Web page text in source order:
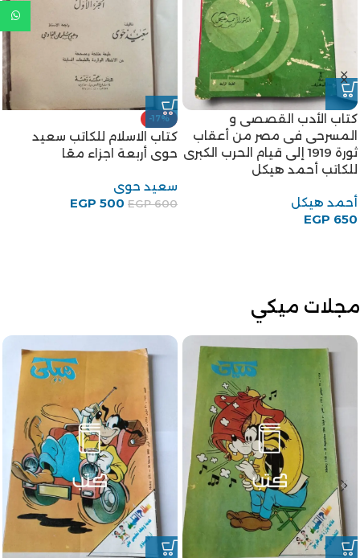
كتاب الأدب القصصى و
المسرحى فى مصر من أعقاب
ثورة 1919 إلى قيام الحرب الكبرى
للكاتب أحمد هيكل
أحمد هيكل
EGP 650
-17%
كتاب الاسلام للكاتب سعيد
حوى أربعة اجزاء معًا
سعيد حوى
EGP600
EGP 500
مجلات ميكي